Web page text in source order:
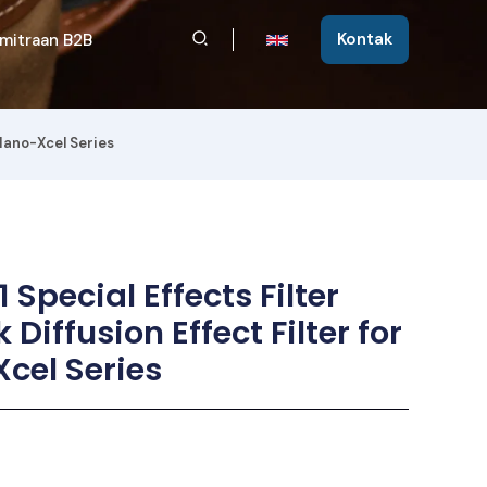
B2B Cari Kontak
Xcel Series
Special Effects Filter
Diffusion Effect Filter for
Series